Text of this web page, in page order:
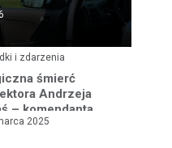
i zdarzenia
śmierć
Andrzeja
– komendanta
w Turku po kolizji z
2025